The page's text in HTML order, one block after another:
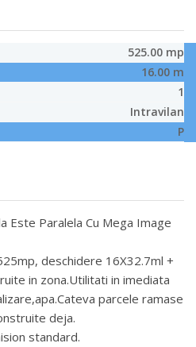
525.00 mp
16.00 m
1
Intravilan
P
Este Paralela Cu Mega Image
deschidere 16X32.7ml +
in zona.Utilitati in imediata
parcele ramase
deja.
standard.